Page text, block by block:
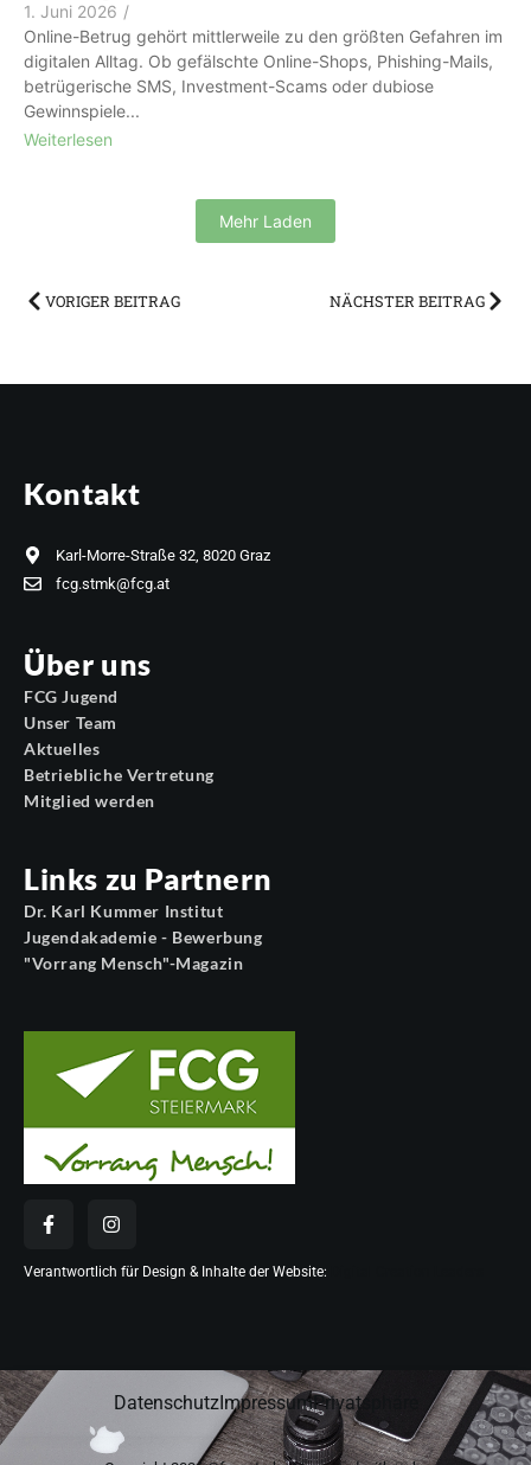
1. Juni 2026 /
Online-Betrug gehört mittlerweile zu den größten Gefahren im
digitalen Alltag. Ob gefälschte Online-Shops, Phishing-Mails,
betrügerische SMS, Investment-Scams oder dubiose
Gewinnspiele...
Weiterlesen
Mehr Laden
VORIGER BEITRAG NÄCHSTER BEITRAG
Kontakt
Karl-Morre-Straße 32, 8020 Graz
fcg.stmk@fcg.at
Über uns
FCG Jugend
Unser Team
Aktuelles
Betriebliche Vertretung
Mitglied werden
Links zu Partnern
Dr. Karl Kummer Institut
Jugendakademie - Bewerbung
"Vorrang Mensch"-Magazin
Verantwortlich für Design & Inhalte der Website:
DatenschutzImpressumPrivatsphäre